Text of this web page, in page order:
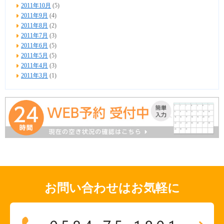
2011年10月 (5)
2011年9月 (4)
2011年8月 (2)
2011年7月 (3)
2011年6月 (5)
2011年5月 (5)
2011年4月 (3)
2011年3月 (1)
お問い合わせはお気軽に